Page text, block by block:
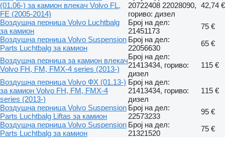
(01.06-) за камион влекач Volvo FL,
FE (2005-2014)
20722408 22028090,
гориво: дизел
42,74 €
Воздушна перница Volvo Luchtbalg
за камион
Број на дел:
21451173
75 €
Воздушна перница Volvo Suspension
Parts Luchtbalg за камион
Број на дел:
22056630
65 €
Воздушна перница за камион влекач
Volvo FH, FM, FMX-4 series (2013-)
Број на дел:
21413434, гориво:
дизел
115 €
Воздушна перница Volvo ФХ (01.13-)
за камион Volvo FH, FM, FMX-4
series (2013-)
Број на дел:
21413434, гориво:
дизел
115 €
Воздушна перница Volvo Suspension
Parts Luchtbalg Liftas за камион
Број на дел:
22573233
95 €
Воздушна перница Volvo Suspension
Parts Luchtbalg за камион
Број на дел:
21321520
75 €